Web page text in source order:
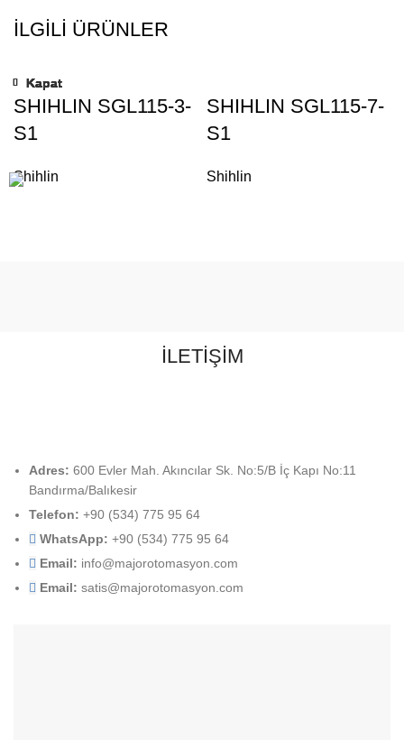
İLGILI ÜRÜNLER
Kapat
SHIHLIN SGL115-3-
S1
Shihlin
Kapat
SHIHLIN SGL115-7-
S1
Shihlin
Kapat
Kapat
Kapat
Kapat
Kapat
Kapat
İLETİŞİM
Adres: 600 Evler Mah. Akıncılar Sk. No:5/B İç Kapı No:11
Bandırma/Balıkesir
Telefon: +90 (534) 775 95 64
WhatsApp: +90 (534) 775 95 64
Email: info@majorotomasyon.com
Email: satis@majorotomasyon.com